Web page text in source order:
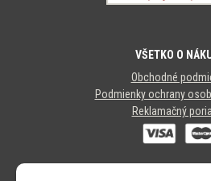
VŠETKO O
Obchodné
Podmienky ochrany
Reklamačný